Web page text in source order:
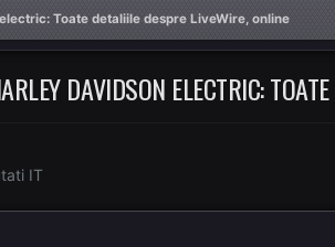
Toate detaliile despre LiveWire, online
DAVIDSON ELECTRIC:
IT